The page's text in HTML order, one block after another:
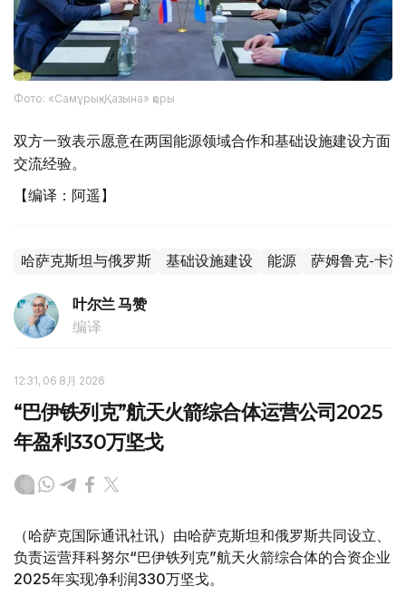
Фото: «Самұрық-Қазына» қоры
双方一致表示愿意在两国能源领域合作和基础设施建设方面
交流经验。
【编译：阿遥】
哈萨克斯坦与俄罗斯 基础设施建设 能源 萨姆鲁克-卡
叶尔兰 马赞
编译
12:31, 06 8月 2026
“巴伊铁列克”航天火箭综合体运营公司2025
年盈利330万坚戈
（哈萨克国际通讯社讯）由哈萨克斯坦和俄罗斯共同设立、
负责运营拜科努尔“巴伊铁列克”航天火箭综合体的合资企业
2025年实现净利润330万坚戈。